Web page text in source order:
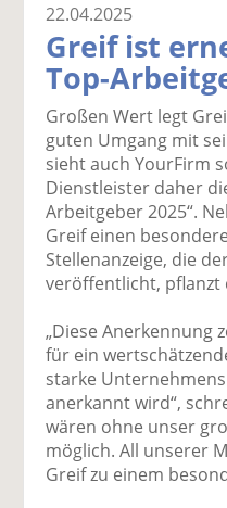
22.04.2025
Greif ist
Top-
Großen Wert legt
guten Umgang mit
sieht auch YourFirm
Dienstleister daher
Arbeitgeber 2025“.
Greif einen
Stellenanzeige, die
veröffentlicht, pflanzt
„Diese Anerkennung
für ein
starke
anerkannt wird“,
wären ohne unser
möglich. All unserer
Greif zu einem